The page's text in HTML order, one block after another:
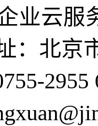
业云服
市东
2955